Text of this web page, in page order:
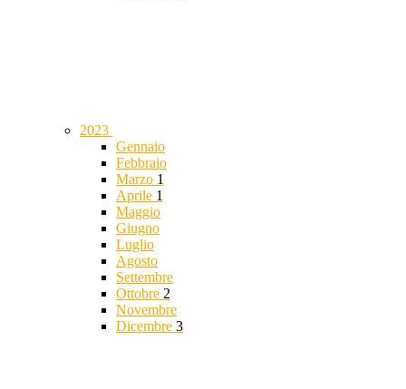
2023
Gennaio
Febbraio
Marzo 1
Aprile 1
Maggio
Giugno
Luglio
Agosto
Settembre
Ottobre 2
Novembre
Dicembre 3